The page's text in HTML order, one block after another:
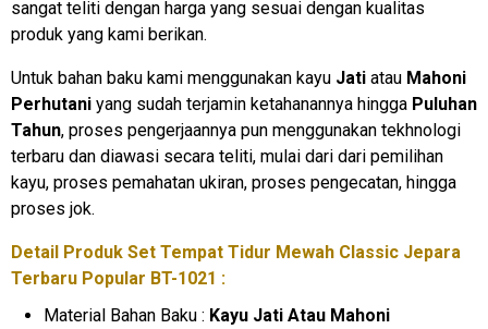
sangat teliti dengan harga yang sesuai dengan kualitas
produk yang kami berikan.
Untuk bahan baku kami menggunakan kayu Jati atau Mahoni
Perhutani yang sudah terjamin ketahanannya hingga Puluhan
Tahun, proses pengerjaannya pun menggunakan tekhnologi
terbaru dan diawasi secara teliti, mulai dari dari pemilihan
kayu, proses pemahatan ukiran, proses pengecatan, hingga
proses jok.
Detail Produk Set Tempat Tidur Mewah Classic Jepara
Terbaru Popular BT-1021 :
Material Bahan Baku : Kayu Jati Atau Mahoni